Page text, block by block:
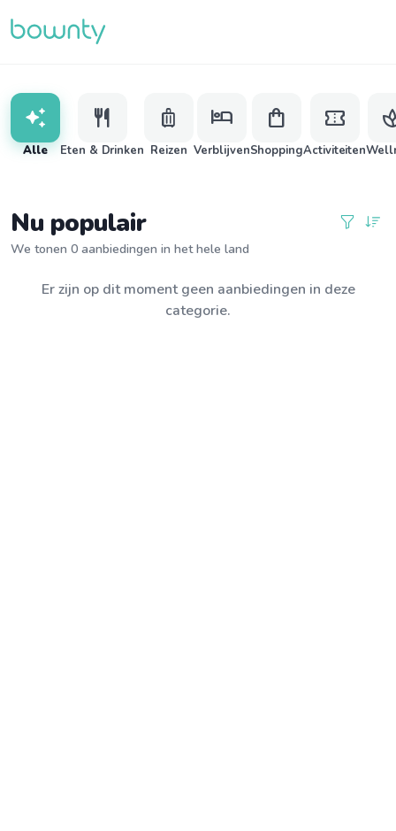
auto_awesome
Alle
restaurant
Eten & Drinken
luggage
Reizen
hotel
Verblijven
shopping_bag
Shopping
confirmation_number
Activiteiten
Nu populair
We tonen 0 aanbiedingen in het hele land
Er zijn op dit moment geen aanbiedingen in deze
categorie.